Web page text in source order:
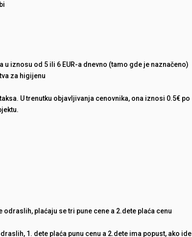
iznosu od 5 ili 6 EUR-a dnevno (tamo gde je naznačeno)
za higijenu
U trenutku objavljivanja cenovnika, ona iznosi 0.5€ po
plaćaju se tri pune cene a 2.dete plaća cenu
1. dete plaća punu cenu a 2.dete ima popust, ako ide